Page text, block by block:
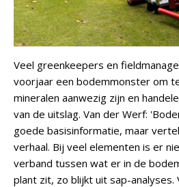
Veel greenkeepers en
voorjaar een bodemmonster om
mineralen aanwezig zijn en
van de uitslag. Van der Werf:
goede basisinformatie, maar
verhaal. Bij veel elementen is er
verband tussen wat er in de
plant zit, zo blijkt uit sap-analyses.